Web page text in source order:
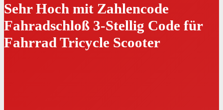
Sehr Hoch mit Zahlencode
Fahradschloß 3-Stellig Code für
Fahrrad Tricycle Scooter